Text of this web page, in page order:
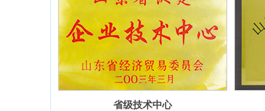
省级技术中心